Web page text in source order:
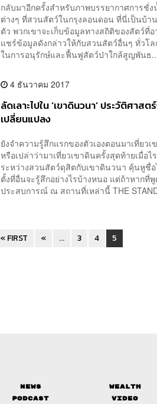
กลับมาอีกครั้งสำหรับภาพบรรยากาศการชั่
ต่างๆ ที่สวนสัตว์ในกรุงลอนดอน ที่นี่เป็นบ้
ตัว พวกเขาจะเก็บข้อมูลทางสถิติของสัตว์ที่
แชร์ข้อมูลดังกล่าวให้กับสวนสัตว์อื่นๆ ทั่วโ
ในการอนุรักษ์และฟื้นฟูสัตว์ป่าใกล้สูญพันธ
4 ธันวาคม 2017
ลัดเลาะไปใน​ ‘เขาดินวนา’ ประวัติศาส
เปลี่ยนแปลง
ยังจำความรู้สึกแรกของตัวเองตอนมาเที่ย
หรือเปล่าว่ามาเที่ยวเขาดินครั้งสุดท้ายเมื่อ
ระหว่างสวนสัตว์ดุสิตกับเขาดินวนา คุ้นหูชื่
ตั้งที่อื่นจะรู้สึกอย่างไรบ้างหนอ แต่ถ้าหากที่
ประสบการณ์ ณ สถานที่เหล่านี้ THE
« FIRST « ... 3 4 5
News Wealth
Podcast
Video